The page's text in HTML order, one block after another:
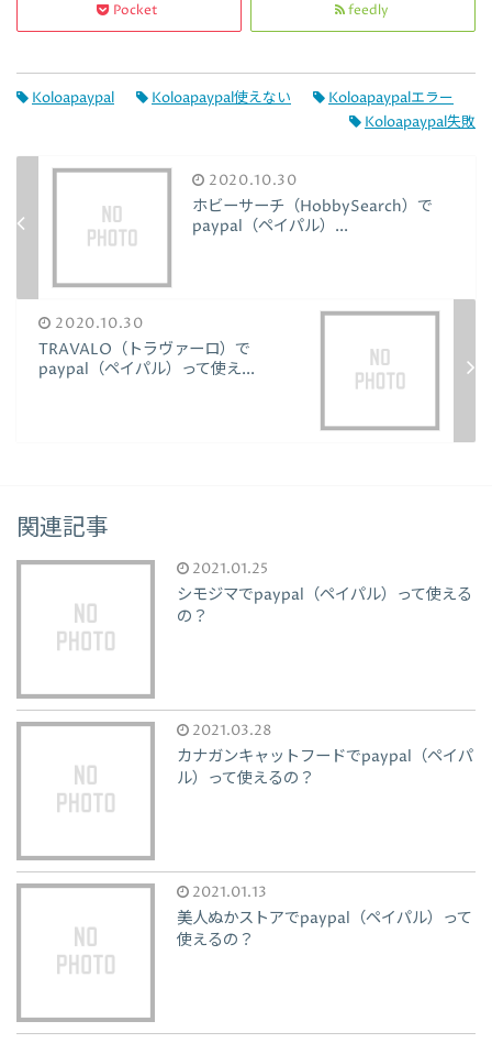
Pocket feedly
Koloapaypal Koloapaypal使えない
Koloapaypalエラー
Koloapaypal失敗
2020.10.30
ホビーサーチ（HobbySearch）で
paypal（ペイパル）...
2020.10.30
TRAVALO（トラヴァーロ）で
paypal（ペイパル）って使え...
関連記事
2021.01.25
シモジマでpaypal（ペイパル）って使える
の？
2021.03.28
カナガンキャットフードでpaypal（ペイパ
ル）って使えるの？
2021.01.13
美人ぬかストアでpaypal（ペイパル）って
使えるの？